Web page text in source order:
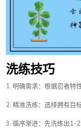
洗练技巧
1. 明确需求：根据忍者特
2. 精准洗练：选择拥有目
3. 循序渐进：先洗练出1-